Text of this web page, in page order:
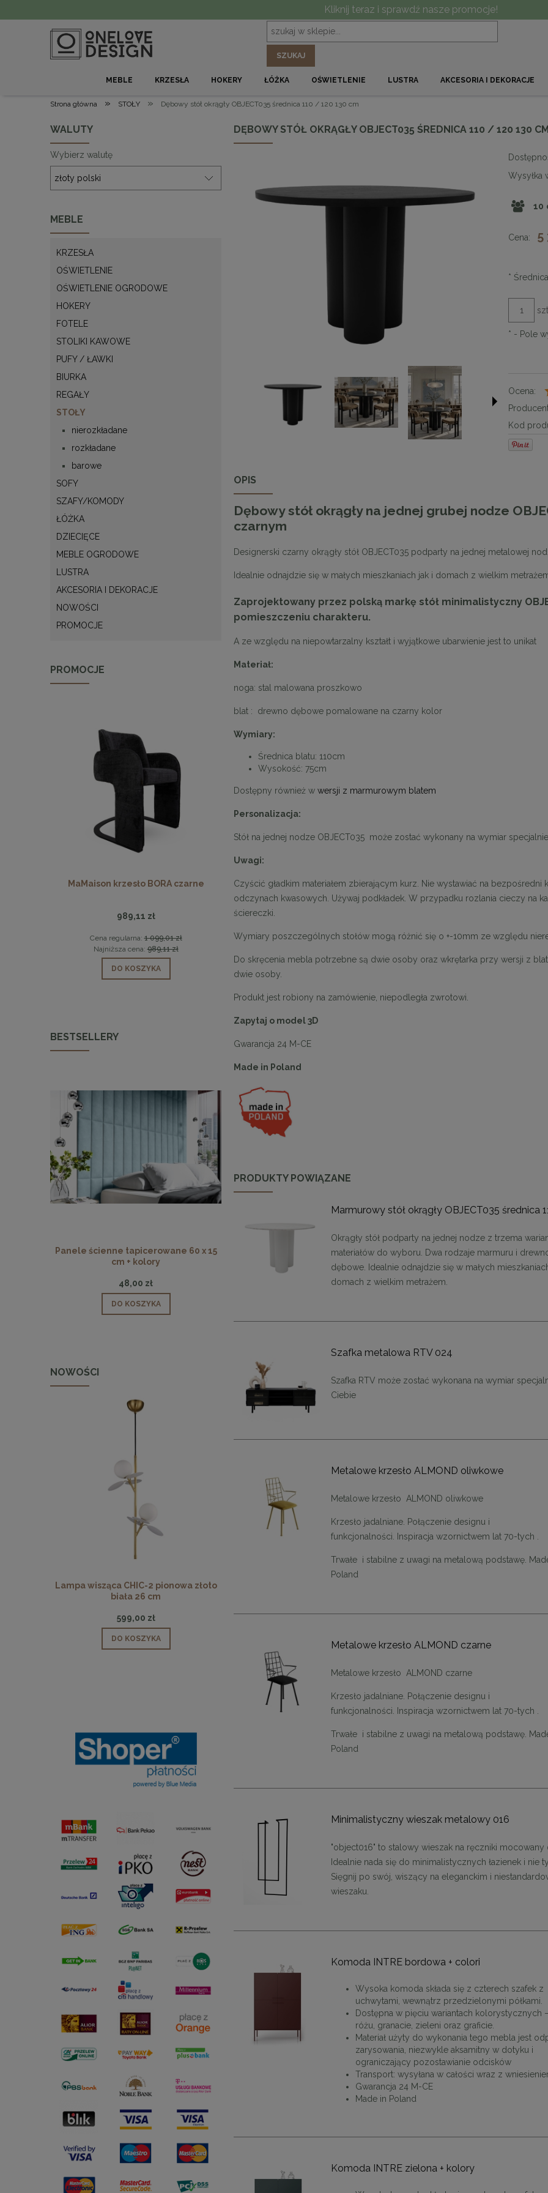
Kliknij teraz i sprawdź nasze promocje!
SZUKAJ
MEBLE KRZESŁA HOKERY ŁÓŻKA OŚWIETLENIE LUSTRA AKCESORIA I DEKORACJE
Strona główna » STOŁY » Dębowy stół okrągły OBJECT035 średnica 110 / 120 130 cm
WALUTY
Wybierz walutę
MEBLE
KRZESŁA
OŚWIETLENIE
OŚWIETLENIE OGRODOWE
HOKERY
FOTELE
STOLIKI KAWOWE
PUFY / ŁAWKI
BIURKA
REGAŁY
STOŁY
nierozkładane
rozkładane
barowe
SOFY
SZAFY/KOMODY
ŁÓŻKA
DZIECIĘCE
MEBLE OGRODOWE
LUSTRA
AKCESORIA I DEKORACJE
NOWOŚCI
PROMOCJE
PROMOCJE
MaMaison krzesło BORA czarne
989,11 zł
Cena regularna:1 099,01 zł
Najniższa cena:989,11 zł
DO KOSZYKA
MaMaison stolik RAGNO 50 marmur /
drewno
Cena regularna:1 099,01 zł
MaMaison krzesło barowe IRIS
Cena regularna:799,00 zł
BESTSELLERY
Panele ścienne tapicerowane 60 x 15
cm + kolory
48,00 zł
DO KOSZYKA
Panele ścienne tapicerowane 40 x 30
Panele ścienne tapicerowane 70 x
cm + kolory
NOWOŚCI
Lampa wisząca CHIC-2 pionowa złoto
biała 26 cm
599,00 zł
DO KOSZYKA
DĘBOWY STÓŁ OKRĄGŁY OBJECT035 ŚREDNICA 110 / 120 130 CM
Wysyłka
10
Cena: 5
*
* - Pole
Ocena:
Kod
OPIS
Dębowy stół okrągły na jednej grubej nodze
czarnym
Designerski czarny okrągły stół OBJECT035 podparty na jednej metalowej
Idealnie odnajdzie się w małych mieszkaniach jak i domach z wielkim
Zaprojektowany przez polską markę stół minimalistyczny
pomieszczeniu charakteru.
A ze względu na niepowtarzalny kształt i wyjątkowe ubarwienie jest to unikat
Materiał:
noga: stal malowana proszkowo
blat : drewno dębowe pomalowane na czarny kolor
Wymiary:
Średnica blatu: 110cm
Wysokość: 75cm
Dostępny również w wersji z marmurowym blatem
Personalizacja:
Stół na jednej nodze OBJECT035 może zostać wykonany na wymiar
Uwagi:
Czyścić gładkim materiałem zbierającym kurz. Nie wystawiać na
odczynach kwasowych. Używaj podkładek. W przypadku rozlania cieczy na
ściereczki.
Wymiary poszczególnych stołów mogą różnić się o +-10mm ze względu
Do skręcenia mebla potrzebne są dwie osoby oraz wkrętarka przy wersji z
dwie osoby.
Produkt jest robiony na zamówienie, niepodległa zwrotowi.
Zapytaj o model 3D
Gwarancja 24 M-CE
Made in Poland
PRODUKTY POWIĄZANE
Marmurowy stół okrągły OBJECT035 średnica
Okrągły stół podparty na jednej nodze z trzema
materiałów do wyboru. Dwa rodzaje marmuru i
dębowe. Idealnie odnajdzie się w małych
domach z wielkim metrażem.
Szafka metalowa RTV 024
Szafka RTV może zostać wykonana na wymiar
Ciebie
Metalowe krzesło ALMOND oliwkowe
Metalowe krzesło ALMOND oliwkowe
Krzesło jadalniane. Połączenie designu i
funkcjonalności. Inspiracja wzornictwem lat 70-tych .
Trwałe i stabilne z uwagi na metalową podstawę.
Poland
Metalowe krzesło ALMOND czarne
Metalowe krzesło ALMOND czarne
Krzesło jadalniane. Połączenie designu i
funkcjonalności. Inspiracja wzornictwem lat 70-tych .
Trwałe i stabilne z uwagi na metalową podstawę.
Poland
Minimalistyczny wieszak metalowy 016
"object016" to stalowy wieszak na ręczniki mocowany
Idealnie nada się do minimalistycznych łazienek i nie
Sięgnij po swój, wiszący na eleganckim i
wieszaku.
Komoda INTRE bordowa + colori
Wysoka komoda składa się z czterech szafek z
uchwytami, wewnątrz przedzielonymi półkami.
Dostępna w pięciu wariantach kolorystycznych
różu, granacie, zieleni oraz graficie.
Materiał użyty do wykonania tego mebla jest
zarysowania, niezwykle aksamitny w dotyku i
ograniczający pozostawianie odcisków
Transport: wysyłana w całości wraz z
Gwarancja 24 M-CE
Made in Poland
Komoda INTRE zielona + kolory